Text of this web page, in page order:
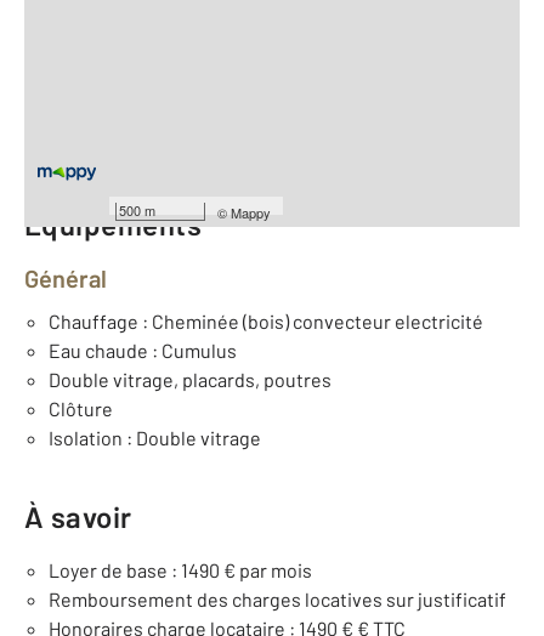
500 m ©Mappy
Équipements
Général
Chauffage : Cheminée (bois) convecteur electricité
Eau chaude : Cumulus
Double vitrage, placards, poutres
Clôture
Isolation : Double vitrage
À savoir
Loyer de base : 1490 € par mois
Remboursement des charges locatives sur justificatif
Honoraires charge locataire : 1490 € € TTC